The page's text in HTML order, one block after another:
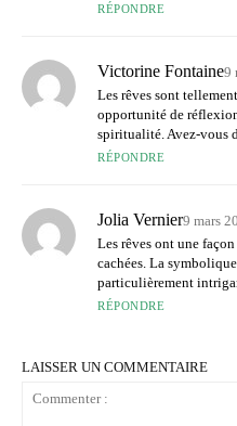
RÉPONDRE
Victorine Fontaine9
Les rêves sont
opportunité de
spiritualité. Avez-vous
RÉPONDRE
Jolia Vernier9 mars
Les rêves ont une
cachées. La
particulièrement
RÉPONDRE
LAISSER UN COMMENTAIRE